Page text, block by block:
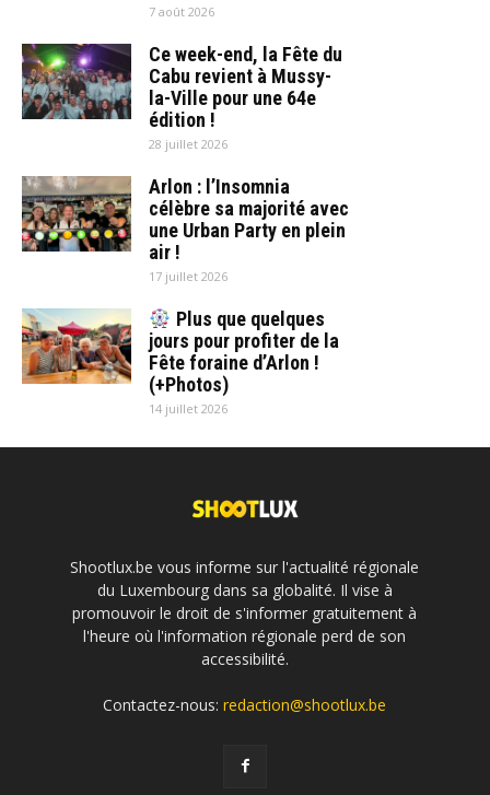
7 août 2026
Ce week-end, la Fête du
Cabu revient à Mussy-
la-Ville pour une 64e
édition !
28 juillet 2026
Arlon : l’Insomnia
célèbre sa majorité avec
une Urban Party en plein
air !
17 juillet 2026
Plus que quelques
jours pour profiter de la
Fête foraine d’Arlon !
(+Photos)
14 juillet 2026
Shootlux.be vous informe sur l'actualité régionale
du Luxembourg dans sa globalité. Il vise à
promouvoir le droit de s'informer gratuitement à
l'heure où l'information régionale perd de son
accessibilité.
Contactez-nous:redaction@shootlux.be